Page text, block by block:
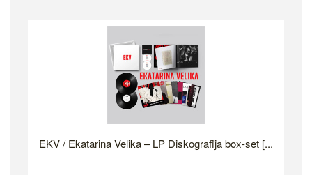
EKV / Ekatarina Velika – LP Diskografija box-set [...